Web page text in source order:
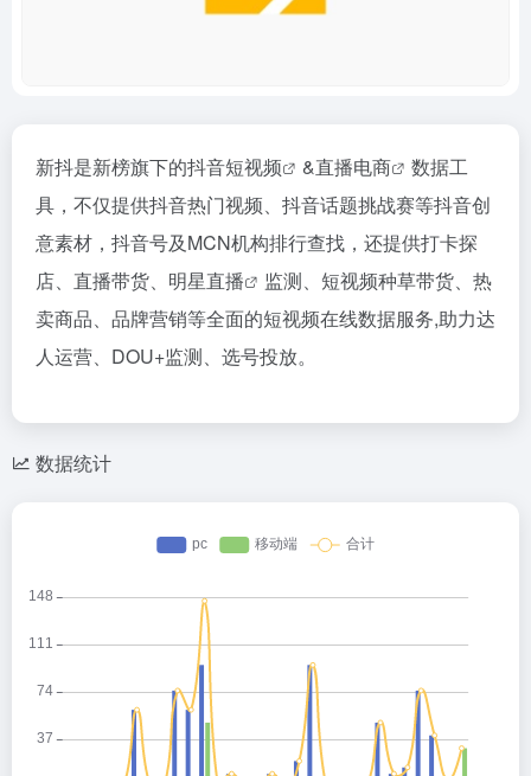
新抖是新榜旗下的抖音短视频 &直播电商
数据工
具，不仅提供抖音热门视频、抖音话题挑战赛等抖音创
意素材，抖音号及MCN机构排行查找，还提供打卡探
店、直播带货、 明星直播
监测、短视频种草带货、热
卖商品、品牌营销等全面的短视频在线数据服务,助力达
人运营、DOU+监测、选号投放。
数据统计